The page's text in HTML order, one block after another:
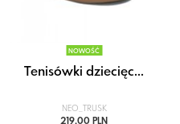
NOWOŚĆ
Tenisówki dziecięc...
NEO_TRUSK
219,00 PLN